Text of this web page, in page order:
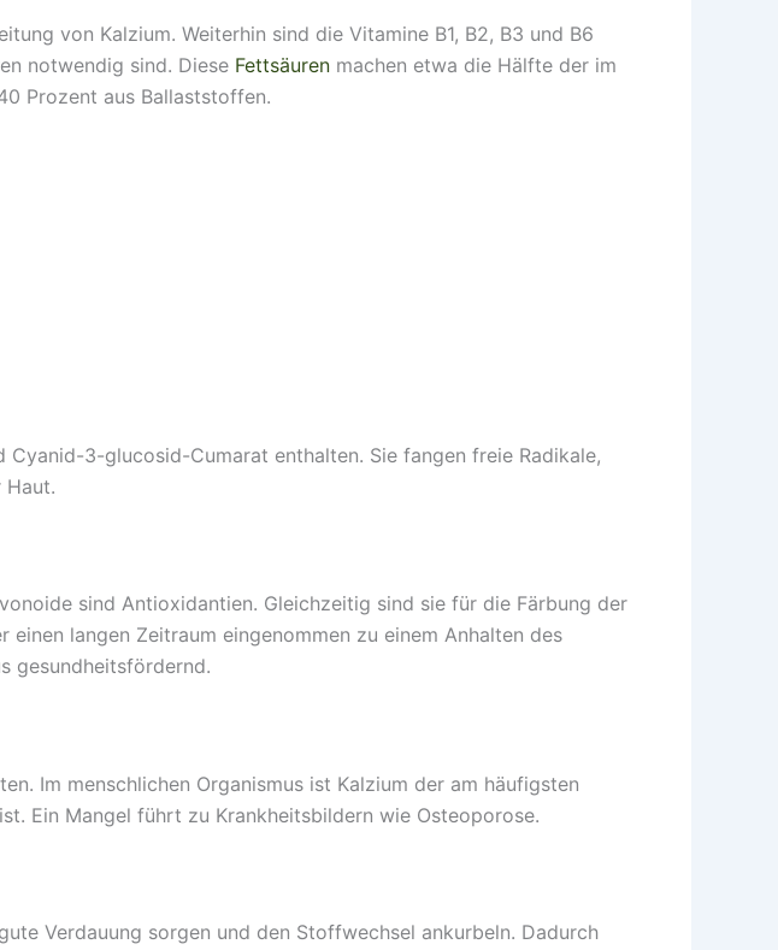
von Kalzium. Weiterhin sind die Vitamine B1, B2, B3 und B6
notwendig sind. Diese Fettsäuren machen etwa die Hälfte der im
Prozent aus Ballaststoffen.
3-glucosid-Cumarat enthalten. Sie fangen freie Radikale,
Haut.
sind Antioxidantien. Gleichzeitig sind sie für die Färbung der
langen Zeitraum eingenommen zu einem Anhalten des
gesundheitsfördernd.
Im menschlichen Organismus ist Kalzium der am häufigsten
Ein Mangel führt zu Krankheitsbildern wie Osteoporose.
Verdauung sorgen und den Stoffwechsel ankurbeln. Dadurch